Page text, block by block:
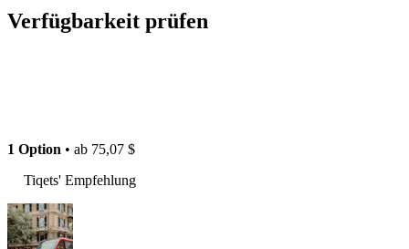
Verfügbarkeit prüfen
1 Option • ab 75,07 $
Tiqets' Empfehlung